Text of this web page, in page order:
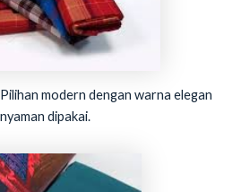
modern dengan warna elegan
dipakai.